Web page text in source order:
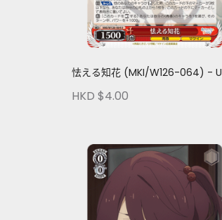
怯える知花 (MKI/W126-064) - U
HKD $4.00